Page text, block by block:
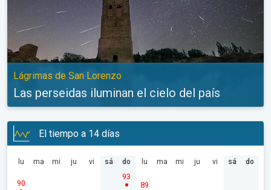
Lágrimas de San Lorenzo
Las perseidas iluminan el cielo del país
El tiempo a 14 días
lu
90
ma mi ju vi sá do
93
lu
89
ma mi ju vi sá do